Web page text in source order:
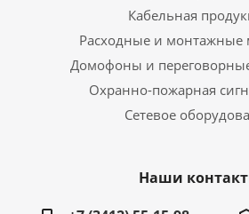
Кабельная
Расходные и монтажные
Домофоны и переговорные
Охранно-пожарная
Сетевое
Наши